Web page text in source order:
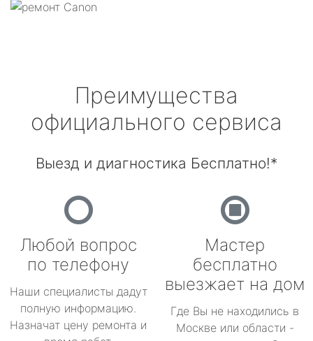
Преимущества
официального сервиса
Выезд и диагностика Бесплатно!*
Любой вопрос
по телефону
Наши специалисты дадут
полную информацию.
Назначат цену ремонта и
Мастер
бесплатно
выезжает на дом
Где Вы не находились в
Москве или области -